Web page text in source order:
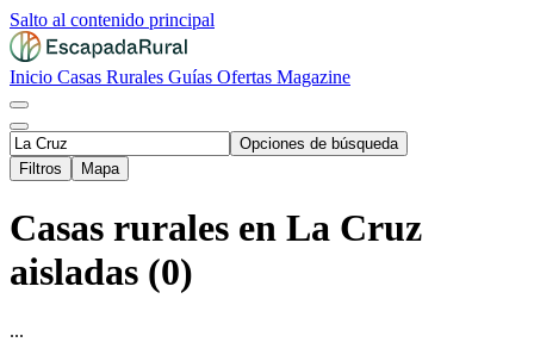
Salto al contenido principal
Inicio Casas Rurales Guías Ofertas Magazine
Opciones de búsqueda
Filtros
Mapa
Casas rurales en La Cruz
aisladas (0)
...